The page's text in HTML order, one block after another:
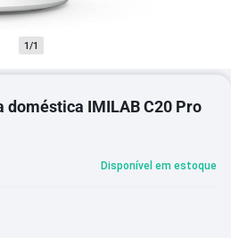
1/1
doméstica IMILAB C20 Pro
Disponível em estoque